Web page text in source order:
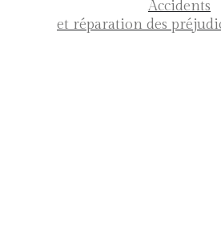
Accidents
et réparation des